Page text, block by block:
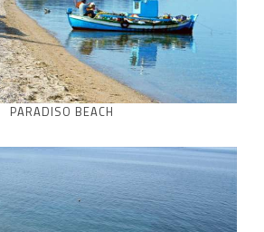
PARADISO BEACH